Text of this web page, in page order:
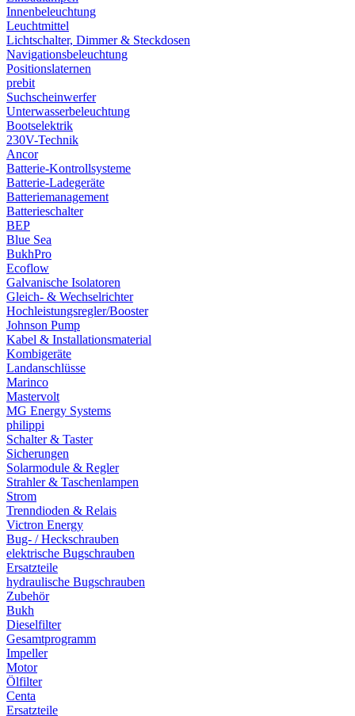
Innenbeleuchtung
Leuchtmittel
Lichtschalter, Dimmer & Steckdosen
Navigationsbeleuchtung
Positionslaternen
prebit
Suchscheinwerfer
Unterwasserbeleuchtung
Bootselektrik
230V-Technik
Ancor
Batterie-Kontrollsysteme
Batterie-Ladegeräte
Batteriemanagement
Batterieschalter
BEP
Blue Sea
BukhPro
Ecoflow
Galvanische Isolatoren
Gleich- & Wechselrichter
Hochleistungsregler/Booster
Johnson Pump
Kabel & Installationsmaterial
Kombigeräte
Landanschlüsse
Marinco
Mastervolt
MG Energy Systems
philippi
Schalter & Taster
Sicherungen
Solarmodule & Regler
Strahler & Taschenlampen
Strom
Trenndioden & Relais
Victron Energy
Bug- / Heckschrauben
elektrische Bugschrauben
Ersatzteile
hydraulische Bugschrauben
Zubehör
Bukh
Dieselfilter
Gesamtprogramm
Impeller
Motor
Ölfilter
Centa
Ersatzteile